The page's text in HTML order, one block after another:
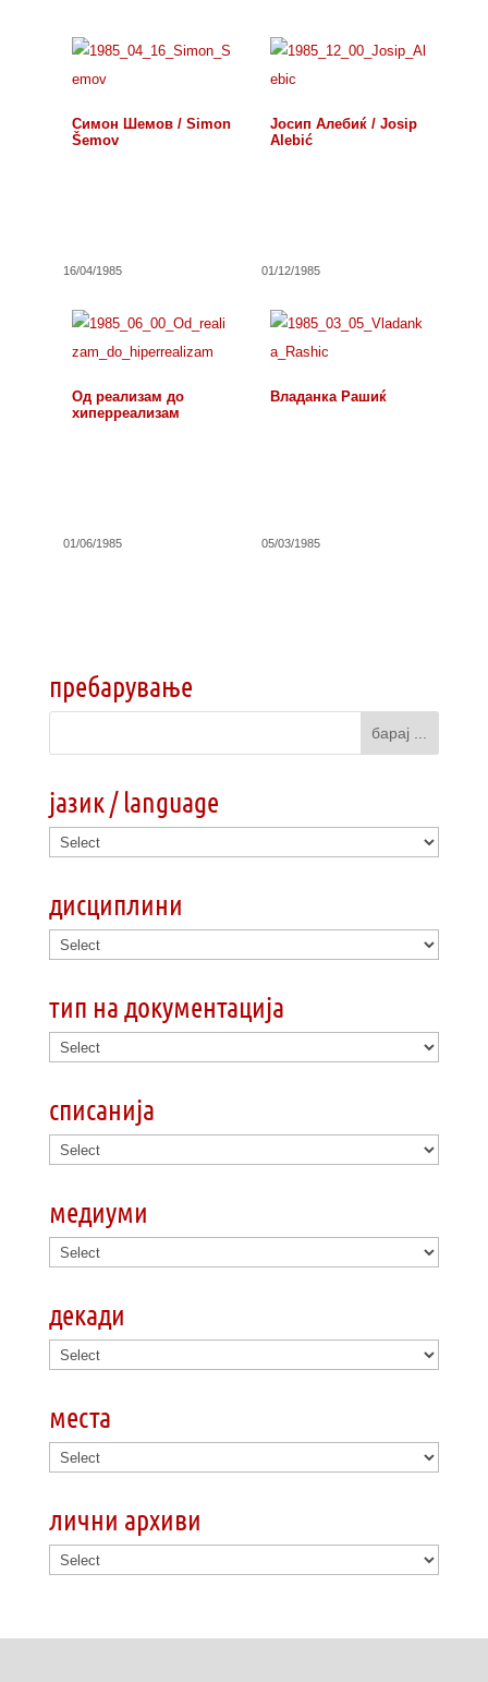
Симон Шемов / Simon
Šemov
16/04/1985
Јосип Алебиќ / Josip
Alebić
01/12/1985
Од реализам до
хиперреализам
01/06/1985
Владанка Рашиќ
05/03/1985
пребарување
јазик / language
дисциплини
тип на документација
списанија
медиуми
декади
места
лични архиви